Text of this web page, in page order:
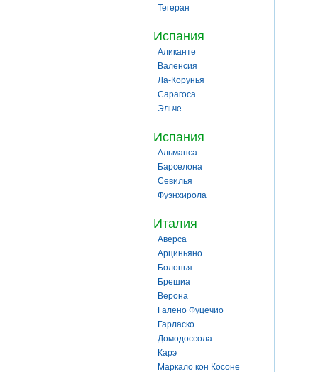
Тегеран
Испания
Аликанте
Валенсия
Ла-Корунья
Сарагоса
Эльче
Испания
Альманса
Барселона
Севилья
Фуэнхирола
Италия
Аверса
Арциньяно
Болонья
Брешиа
Верона
Галено Фуцечио
Гарласко
Домодоссола
Карэ
Маркало кон Косоне